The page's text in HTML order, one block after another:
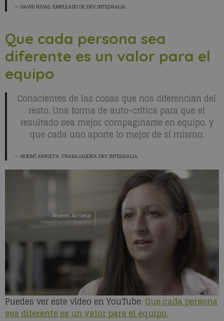
DAVID RIVAS, EMPLEADO DE DKV INTEGRALIA.
Que cada persona sea
diferente es un valor para el
equipo
Conscientes de las cosas que nos diferencian del
resto. Una forma de auto-crítica para que el
resultado sea mejor, compaginarse en equipo, y
que cada uno aporte lo mejor de sí mismo.
NOEMÍ ARRIETA, TRABAJADORA DKV INTEGRALIA.
Puedes ver este vídeo en YouTube: Que cada persona
sea diferente es un valor para el equipo.